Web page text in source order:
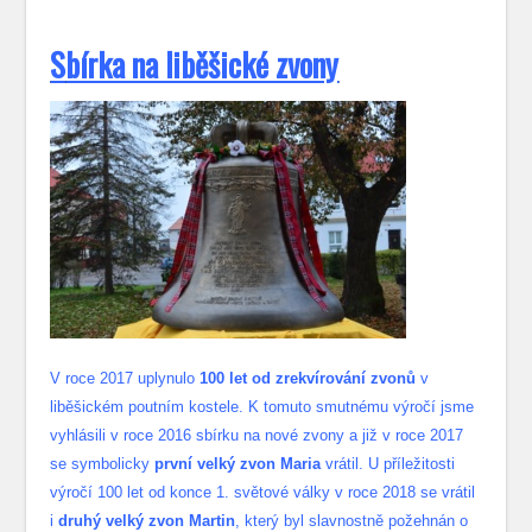
Sbírka na liběšické zvony
V roce 2017 uplynulo100 let od zrekvírování zvonů v
liběšickém poutním kostele. K tomuto smutnému výročí jsme
vyhlásili v roce 2016 sbírku na nové zvony a již v roce 2017
se symbolickyprvní velký zvon Mariavrátil. U příležitosti
výročí 100 let od konce 1. světové války v roce 2018 se vrátil
idruhý velký zvon Martin, který byl slavnostně požehnán o